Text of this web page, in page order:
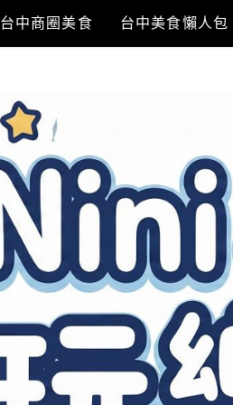
台中商圈美食 台中美食懶人包